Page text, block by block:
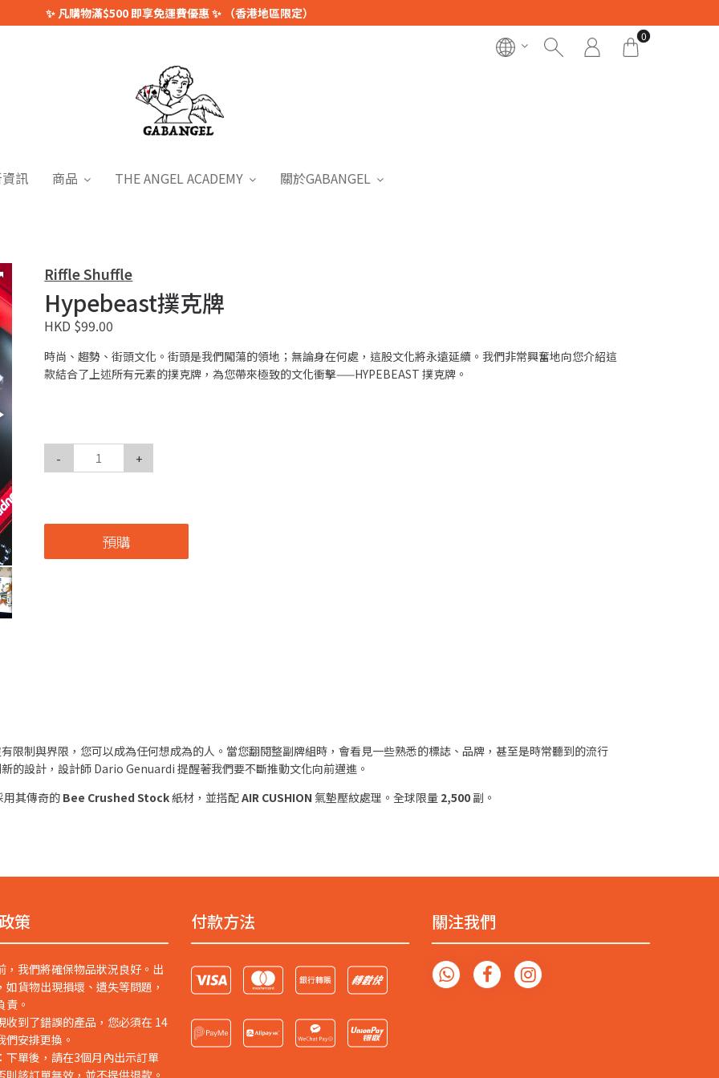
✨ 凡購物滿$500 即享免運費優惠 ✨ （香港地區限定）
0
訊 商品 THE ANGEL ACADEMY 關於GABANGEL
Riffle Shuffle
Hypebeast撲克牌
HKD $99.00
時尚、趨勢、街頭文化。街頭是我們闖蕩的領地；無論身在何處，這股文化將永遠延續。我們非常興奮地向您介紹這
款結合了上述所有元素的撲克牌，為您帶來極致的文化衝擊——HYPEBEAST 撲克牌。
- +
預購
限制與界限，您可以成為任何想成為的人。當您翻閱整副牌組時，會看見一些熟悉的標誌、品牌，甚至是時常聽到的流行
的設計，設計師 Dario Genuardi 提醒著我們要不斷推動文化向前邁進。
用其傳奇的 Bee Crushed Stock 紙材，並搭配AIR CUSHION 氣墊壓紋處理。全球限量 2,500 副。
策
，我們將確保物品狀況良好。出
如貨物出現損壞、遺失等問題，
責。
收到了錯誤的產品，您必須在 14
們安排更換。
下單後，請在3個月內出示訂單
則該訂單無效，並不提供退款。
付款方法 關注我們